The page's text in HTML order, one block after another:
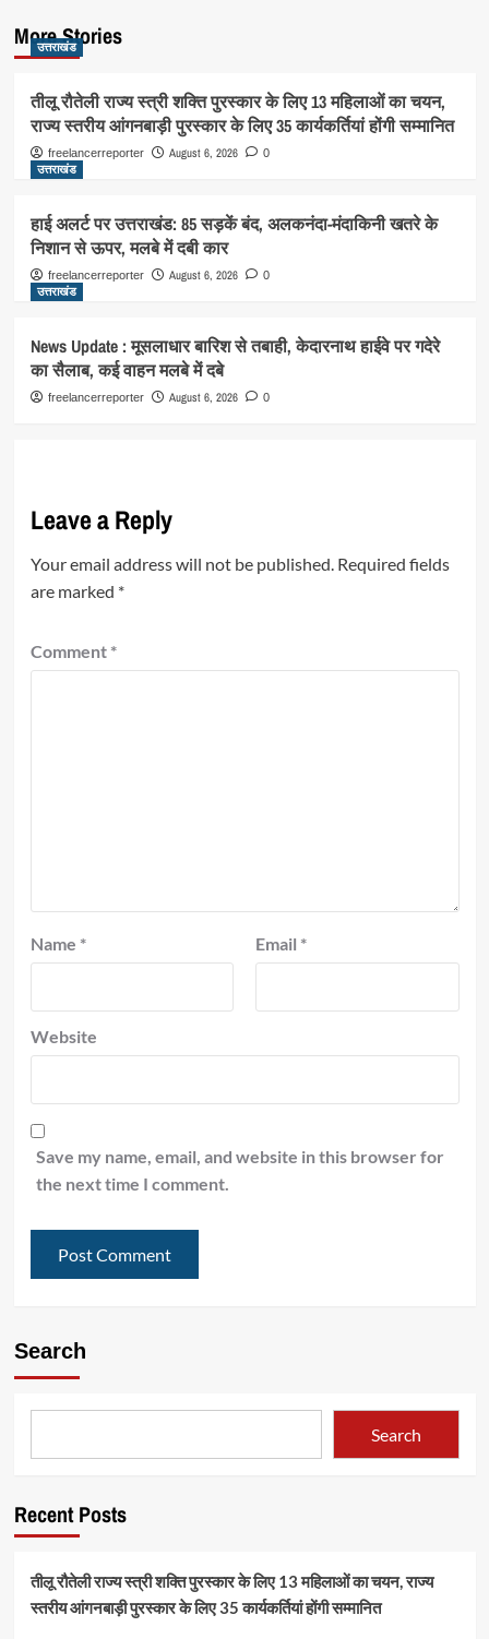
More Stories
उत्तराखंड
तीलू रौतेली राज्य स्त्री शक्ति पुरस्कार के लिए 13 महिलाओं का चयन,
राज्य स्तरीय आंगनबाड़ी पुरस्कार के लिए 35 कार्यकर्तियां होंगी सम्मानित
freelancerreporter August 6, 2026 0
उत्तराखंड
हाई अलर्ट पर उत्तराखंड: 85 सड़कें बंद, अलकनंदा-मंदाकिनी खतरे के
निशान से ऊपर, मलबे में दबी कार
freelancerreporter August 6, 2026 0
उत्तराखंड
News Update : मूसलाधार बारिश से तबाही, केदारनाथ हाईवे पर गदेरे
का सैलाब, कई वाहन मलबे में दबे
freelancerreporter August 6, 2026 0
Leave a Reply
Your email address will not be published. Required fields
are marked *
Comment *
Name * Email *
Website
Save my name, email, and website in this browser for
the next time I comment.
Search
Search
Recent Posts
तीलू रौतेली राज्य स्त्री शक्ति पुरस्कार के लिए 13 महिलाओं का चयन, राज्य
स्तरीय आंगनबाड़ी पुरस्कार के लिए 35 कार्यकर्तियां होंगी सम्मानित